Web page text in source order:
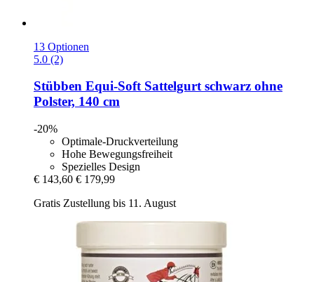
13 Optionen
5.0 (2)
Stübben Equi-​Soft Sattelgurt schwarz ohne
Polster, 140 cm
-20%
Optimale-Druckverteilung
Hohe Bewegungsfreiheit
Spezielles Design
€ 143,60 € 179,99
Gratis Zustellung bis 11. August